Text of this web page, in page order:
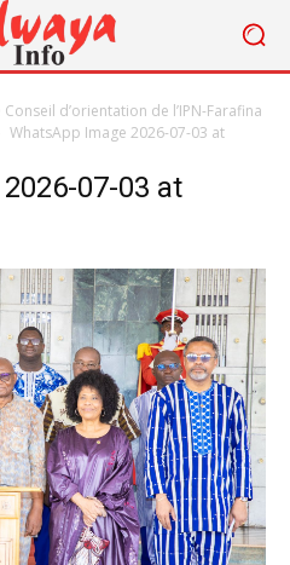
d’orientation de l’IPN-Farafina
WhatsApp Image 2026-07-03 at
07-03 at